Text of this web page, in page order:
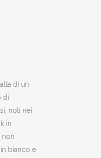
di un
di
noti nei
in
non
bianco e